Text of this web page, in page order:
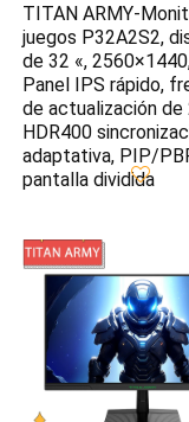
TITAN ARMY-
juegos P32A2S2,
de 32 «,
Panel IPS rápido,
de actualización de
HDR400
adaptativa, PIP/
pantalla dividida